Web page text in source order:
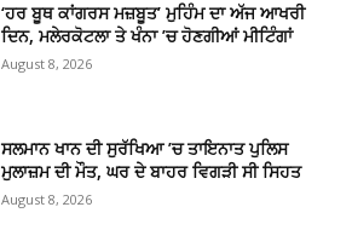
‘ਹਰ ਬੂਥ ਕਾਂਗਰਸ ਮਜ਼ਬੂਤ’ ਮੁਹਿੰਮ ਦਾ ਅੱਜ ਆਖਰੀ
ਦਿਨ, ਮਲੇਰਕੋਟਲਾ ਤੇ ਖੰਨਾ ’ਚ ਹੋਣਗੀਆਂ ਮੀਟਿੰਗਾਂ
August 8, 2026
ਸਲਮਾਨ ਖਾਨ ਦੀ ਸੁਰੱਖਿਆ ’ਚ ਤਾਇਨਾਤ ਪੁਲਿਸ
ਮੁਲਾਜ਼ਮ ਦੀ ਮੌਤ, ਘਰ ਦੇ ਬਾਹਰ ਵਿਗੜੀ ਸੀ ਸਿਹਤ
August 8, 2026